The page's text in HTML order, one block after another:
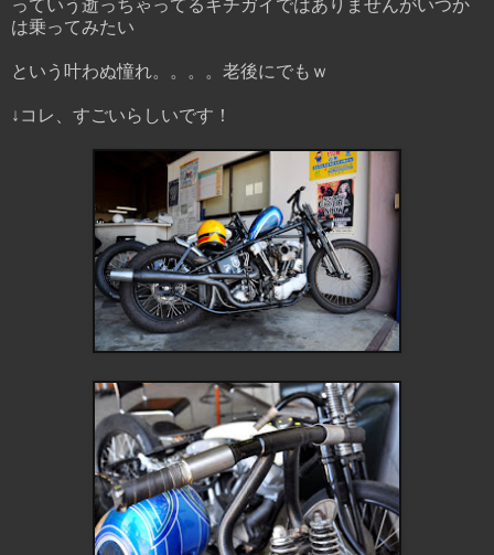
っていう逝っちゃってるキチガイではありませんがいつか
は乗ってみたい
という叶わぬ憧れ。。。。老後にでもｗ
↓コレ、すごいらしいです！